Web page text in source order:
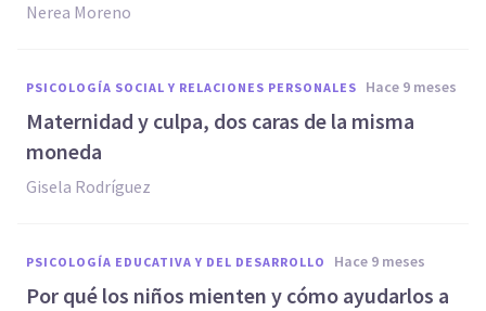
Nerea Moreno
PSICOLOGÍA SOCIAL Y RELACIONES PERSONALES hace 9 meses
Maternidad y culpa, dos caras de la misma
moneda
Gisela Rodríguez
PSICOLOGÍA EDUCATIVA Y DEL DESARROLLO hace 9 meses
Por qué los niños mienten y cómo ayudarlos a